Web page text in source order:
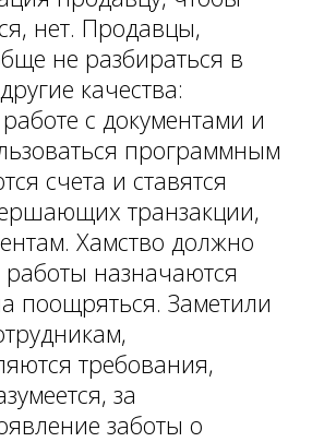
нет. Продавцы,
не разбираться в
качества:
с документами и
программным
счета и ставятся
транзакции,
Хамство должно
работы назначаются
поощряться. Заметили
требования,
за
заботы о